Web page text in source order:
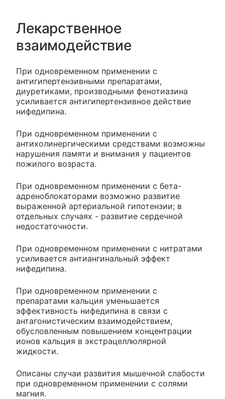
Лекарственное
взаимодействие
При одновременном применении с
антигипертензивными препаратами,
диуретиками, производными фенотиазина
усиливается антигипертензивное действие
нифедипина.
При одновременном применении с
антихолинергическими средствами возможны
нарушения памяти и внимания у пациентов
пожилого возраста.
При одновременном применении с бета-
адреноблокаторами возможно развитие
выраженной артериальной гипотензии; в
отдельных случаях - развитие сердечной
недостаточности.
При одновременном применении с нитратами
усиливается антиангинальный эффект
нифедипина.
При одновременном применении с
препаратами кальция уменьшается
эффективность нифедипина в связи с
антагонистическим взаимодействием,
обусловленным повышением концентрации
ионов кальция в экстрацеллюлярной
жидкости.
Описаны случаи развития мышечной слабости
при одновременном применении с солями
магния.